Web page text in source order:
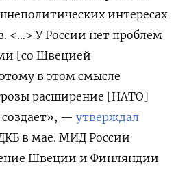
интересах
<…> У России нет проблем
[со Швецией
в этом смысле
расширение [НАТО]
создает», — утверждал
в мае. МИД России
Швеции и Финляндии